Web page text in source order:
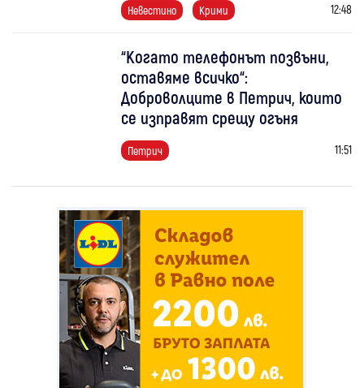
Невестино Крими 12:48
“Когато телефонът позвъни,
оставяме всичко“:
Доброволците в Петрич, които
се изправят срещу огъня
Петрич 11:51